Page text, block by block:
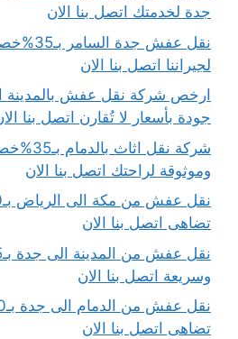
جدة لخدمتك اتصل بنا الان
نقل عفش
لجيراننا اتصل بنا الان
جودة بأسعار لا تُقارن اتصل بنا
شركة نقل
وموثوقة لراحتك اتصل بنا الان
تضاهى اتصل بنا الان
وسريعة اتصل بنا الان
تضاهى اتصل بنا الان